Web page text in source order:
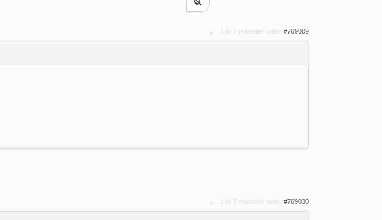
1 år 7 måneder siden #769009
1 år 7 måneder siden #769030